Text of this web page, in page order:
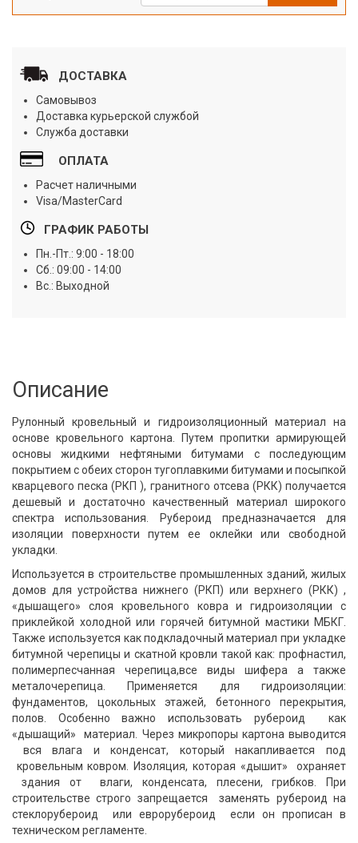
ДОСТАВКА
Самовывоз
Доставка курьерской службой
Служба доставки
ОПЛАТА
Расчет наличными
Visa/MasterCard
ГРАФИК РАБОТЫ
Пн.-Пт.: 9:00 - 18:00
Сб.: 09:00 - 14:00
Вс.: Выходной
Описание
Рулонный кровельный и гидроизоляционный материал на
основе кровельного картона. Путем пропитки армирующей
основы жидкими нефтяными битумами с последующим
покрытием с обеих сторон тугоплавкими битумами и посыпкой
кварцевого песка (РКП ), гранитного отсева (РКК) получается
дешевый и достаточно качественный материал широкого
спектра использования. Рубероид предназначается для
изоляции поверхности путем ее оклейки или свободной
укладки.
Используется в строительстве промышленных зданий, жилых
домов для устройства нижнего (РКП) или верхнего (РКК) ,
«дышащего» слоя кровельного ковра и гидроизоляции с
приклейкой холодной или горячей битумной мастики МБКГ.
Также используется как подкладочный материал при укладке
битумной черепицы и скатной кровли такой как: профнастил,
полимерпесчанная черепица,все виды шифера а также
металочерепица. Применяется для гидроизоляции:
фундаментов, цокольных этажей, бетонного перекрытия,
полов. Особенно важно использовать рубероид как
«дышащий» материал. Через микропоры картона выводится
вся влага и конденсат, который накапливается под
кровельным ковром. Изоляция, которая «дышит» охраняет
здания от влаги, конденсата, плесени, грибков. При
строительстве строго запрещается заменять рубероид на
стеклорубероид или еврорубероид если он прописан в
техническом регламенте.